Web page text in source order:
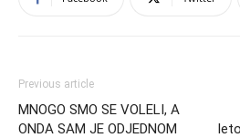
Previous article
MNOGO SMO SE VOLELI, A
ONDA SAM JE ODJEDNOM